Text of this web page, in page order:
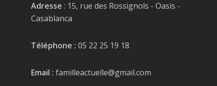
Adresse : 15, rue des Rossignols - Oasis -
Casablanca
Téléphone : 05 22 25 19 18
Email : familleactuelle@gmail.com